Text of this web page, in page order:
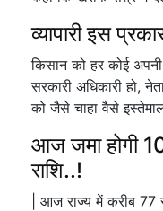
व्यापारी इस
किसान को हर कोई
सरकारी अधिकारी हो,
को जैसे चाहा वैसे
आज जमा होगी
राशि..!
| आज राज्य में करीब